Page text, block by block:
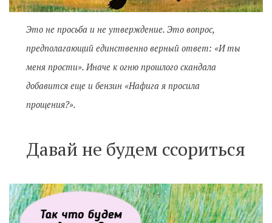
Это не просьба и не утверждение. Это вопрос,
предполагающий единственно верный ответ: «И ты
меня прости». Иначе к огню прошлого скандала
добавится еще и бензин «Нафига я просила
прощения?».
Давай не будем ссориться